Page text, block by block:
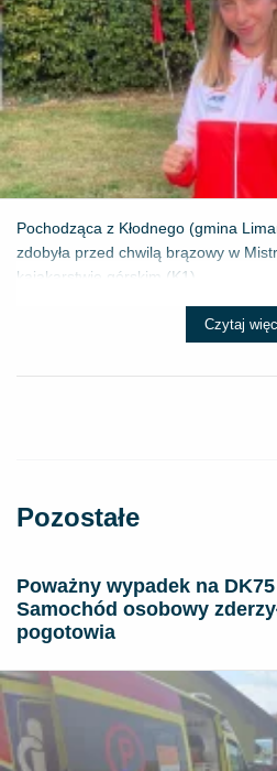
Pochodząca z Kłodnego (gmina
zdobyła przed chwilą brązowy w
kajakarstwie górskim (K1) ...
Czytaj
Pozostałe
Poważny wypadek na
Samochód osobowy
pogotowia